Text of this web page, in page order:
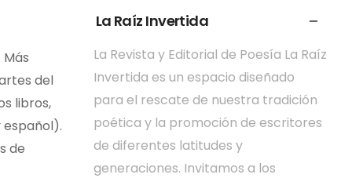
del
libros,
español).
de
La Raíz Invertida
La Revista y Editorial de Poesía La Raíz
Invertida es un espacio diseñado
para el rescate de nuestra tradición
poética y la promoción de escritores
de diferentes latitudes y
generaciones. Invitamos a los